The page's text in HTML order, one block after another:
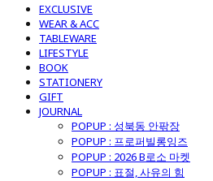
EXCLUSIVE
WEAR & ACC
TABLEWARE
LIFESTYLE
BOOK
STATIONERY
GIFT
JOURNAL
POPUP : 성북동 안팎장
POPUP : 프로퍼빌롱잉즈
POPUP : 2026 B로소 마켓
POPUP : 표절, 사유의 힘